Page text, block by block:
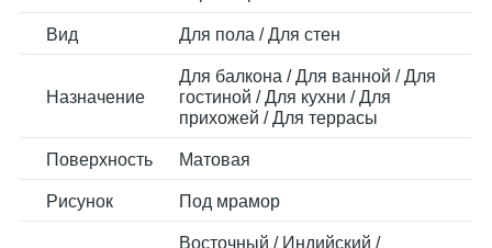
Вид Для пола / Для стен
Назначение
Для балкона / Для ванной / Для
гостиной / Для кухни / Для
прихожей / Для террасы
Поверхность Матовая
Рисунок Под мрамор
Восточный / Индийский /